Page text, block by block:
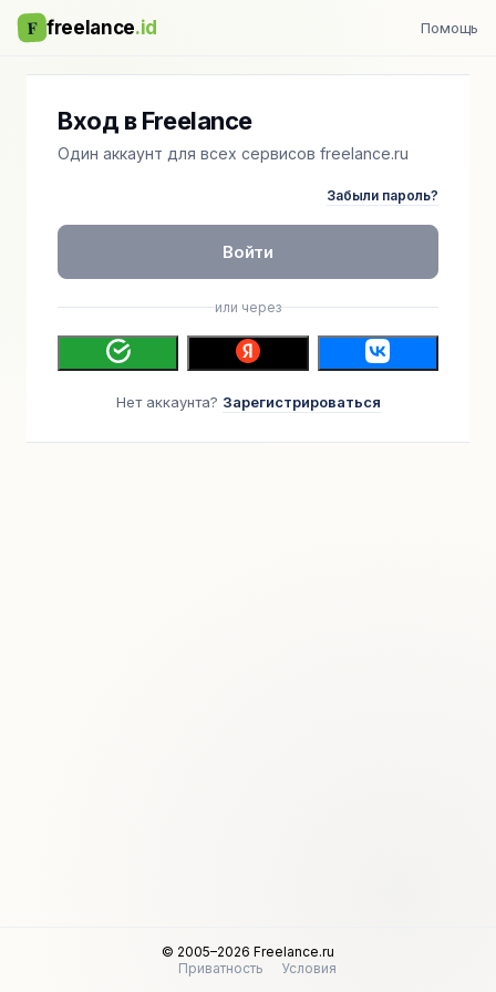
F freelance.id Помощь
Вход в Freelance
Один аккаунт для всех сервисов freelance.ru
Забыли пароль?
Войти
или через
Нет аккаунта? Зарегистрироваться
© 2005–2026 Freelance.ru
Приватность
Условия